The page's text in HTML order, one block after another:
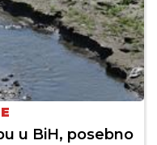
u BiH, posebno